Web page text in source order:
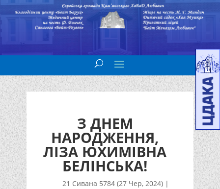
З ДНЕМ
НАРОДЖЕННЯ,
ЛІЗА ЮХИМІВНА
БЕЛІНСЬКА!
21 Сивана 5784 (27 Чер, 2024) |